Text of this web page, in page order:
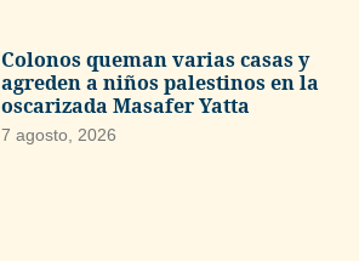
Colonos queman varias casas y
agreden a niños palestinos en la
oscarizada Masafer Yatta
7 agosto, 2026